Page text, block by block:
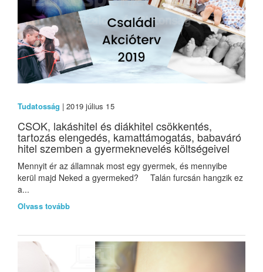
Tudatosság | 2019 július 15
CSOK, lakáshitel és diákhitel csökkentés,
tartozás elengedés, kamattámogatás, babaváró
hitel szemben a gyermeknevelés költségeivel
Mennyit ér az államnak most egy gyermek, és mennyibe
kerül majd Neked a gyermeked? Talán furcsán hangzik ez
a...
Olvass tovább